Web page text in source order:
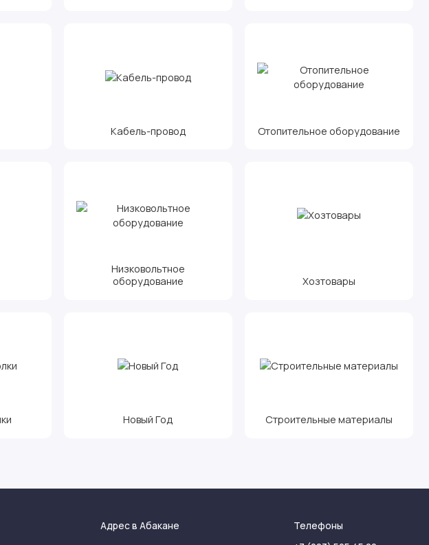
Кабель-провод Отопительное оборудование
Низковольтное
оборудование
Хозтовары
Новый Год Строительные материалы
Адрес в Абакане
Телефоны